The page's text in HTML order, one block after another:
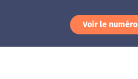
Voir le numéro